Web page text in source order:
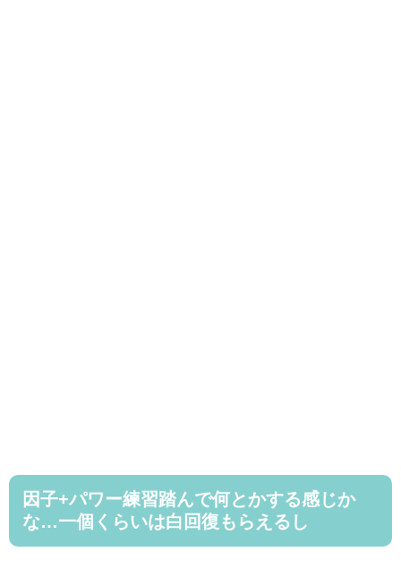
因子+パワー練習踏んで何とかする感じか
な…一個くらいは白回復もらえるし